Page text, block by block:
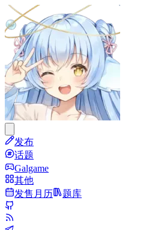
发布
话题
Galgame
其他
发售月历
题库